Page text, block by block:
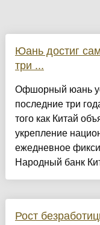
Юань достиг
три ...
Офшорный юань
последние три
того как Китай
укрепление
ежедневное
Народный банк
Рост